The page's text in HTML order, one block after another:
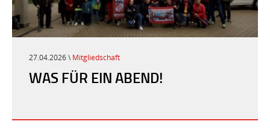
27.04.2026 \ Mitgliedschaft
WAS FÜR EIN ABEND!